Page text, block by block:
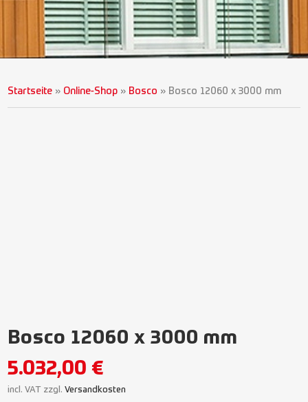
Startseite » Online-Shop » Bosco » Bosco 12060 x 3000 mm
Bosco 12060 x 3000 mm
5.032,00€
incl. VAT zzgl.Versandkosten